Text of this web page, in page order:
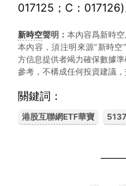
017125；C：017126)
新時空聲明： 本內容爲新時
本內容，須注明來源“新時空
方信息提供者竭力確保數據
參考，不構成任何投資建議，
關鍵詞：
港股互聯網ETF華寶